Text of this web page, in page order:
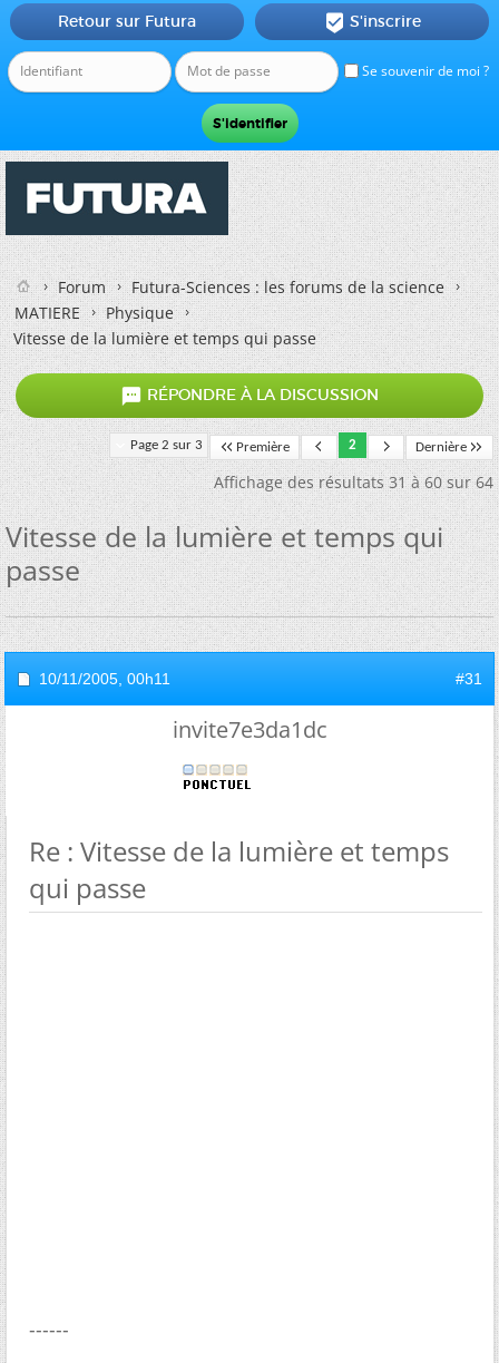
Se souvenir de moi ?
Retour sur Futura  S'inscrire
Forum
Futura-Sciences : les forums de la science
MATIERE
Physique
Vitesse de la lumière et temps qui passe
 RÉPONDRE À LA DISCUSSION
Page 2 sur 3 Première 2 Dernière
Affichage des résultats 31 à 60 sur 64
Vitesse de la lumière et temps qui
passe
10/11/2005, 00h11 #31
invite7e3da1dc
Re : Vitesse de la lumière et temps
qui passe
------